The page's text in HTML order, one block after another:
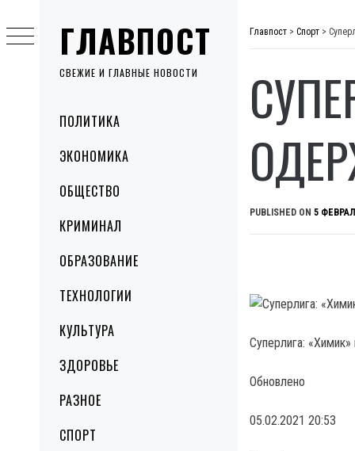
ГЛАВПОСТ
СВЕЖИЕ И ГЛАВНЫЕ НОВОСТИ
MenuПОЛИТИКА
ЭКОНОМИКА
ОБЩЕСТВО
КРИМИНАЛ
ОБРАЗОВАНИЕ
ТЕХНОЛОГИИ
КУЛЬТУРА
ЗДОРОВЬЕ
РАЗНОЕ
СПОРТ
to
content
Главпост > Спорт >
PUBLISHED ON 5
Суперлига:
Обновлено
05.02.2021 20:53